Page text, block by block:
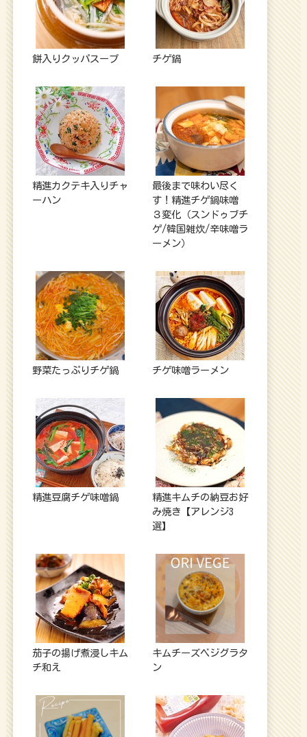
餅入りクッパスープ チゲ鍋
精進カクテキ入りチャ
ーハン
最後まで味わい尽く
す！精進チゲ鍋味噌
３変化（スンドゥブチ
ゲ/韓国雑炊/辛味噌ラ
ーメン）
野菜たっぷりチゲ鍋 チゲ味噌ラーメン
精進豆腐チゲ味噌鍋
精進キムチの納豆お好
み焼き【アレンジ3
選】
茄子の揚げ煮浸しキム
チ和え
キムチーズベジグラタ
ン